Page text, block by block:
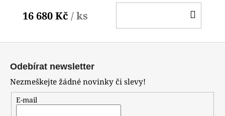
16 680 Kč / ks
Odebírat newsletter
Nezmeškejte žádné novinky či slevy!
E-mail